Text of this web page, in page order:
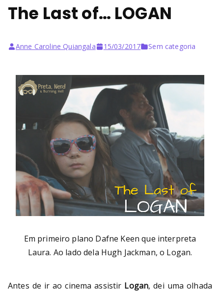
The Last of… LOGAN
Anne Caroline Quiangala 15/03/2017 Sem categoria
Em primeiro plano Dafne Keen que interpreta
Laura. Ao lado dela Hugh Jackman, o Logan.
Antes de ir ao cinema assistir Logan, dei uma olhada